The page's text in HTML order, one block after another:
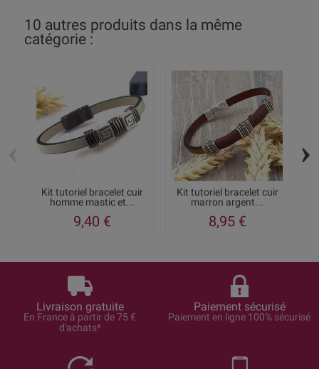
10 autres produits dans la même
catégorie :
Kit tutoriel bracelet cuir
homme mastic et...
9,40 €
Kit tutoriel bracelet cuir
marron argent...
8,95 €
›
Livraison gratuite
En France à partir de 75 €
d'achats*
Paiement sécurisé
Paiement en ligne 100% sécurisé